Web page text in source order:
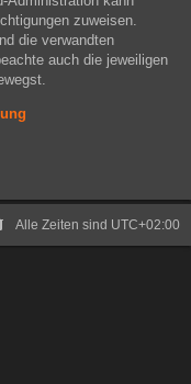
zuweisen.
die verwandten
auch die jeweiligen
Alle Zeiten sind UTC+02:00